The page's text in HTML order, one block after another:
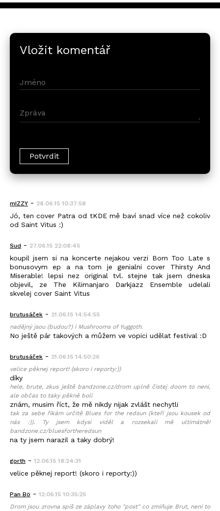
Vložit komentář
mIZZY - 28.06.15 10:37:58
Jó, ten cover Patra od tKDE mě baví snad více než cokoliv
od Saint Vitus :)
Sud - 27.06.15 22:08:45
koupil jsem si na koncerte nejakou verzi Born Too Late s
bonusovym ep a na tom je genialni cover Thirsty And
Miserable! lepsi nez original tvl. stejne tak jsem dneska
objevil, ze The Kilimanjaro Darkjazz Ensemble udelali
skvelej cover Saint Vitus
brutusáček - 21.06.15 14:54:55
nadějný jsou (budou?) i Mushrooms of Yuggoth.
No ještě pár takových a můžem ve vopici udělat festival :D
brutusáček - 21.06.15 14:50:26
velice pěknej report! (skoro i reporty:))
díky
hele, brute, zkus ještě bandzone.cz/drom uplně čistej doom to neni,
ale občas to taky pěkně bolí
znám, musim říct, že mě nikdy nijak zvlášt nechytli
tak za sebe říkám určitě Blues for the redsun (kteří jsou kousek od
nás :)). Ty jsem kdysi viděl a rozsekali mě ultimátně!
bandzone.cz/bluesfortheredsun
na ty jsem narazil a taky dobrý!
gorth - 12.06.15 18:24:31
velice pěknej report! (skoro i reporty:))
Pan Bö - 12.06.15 10:35:25
Drom jsou zrovna spíš ze záplavy toho "post" co zmiňuje Brut, není to